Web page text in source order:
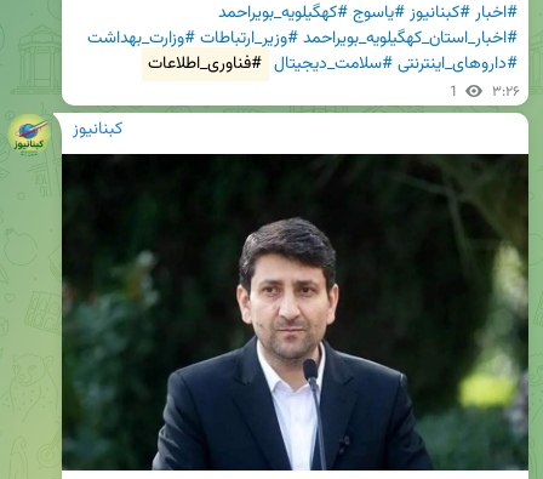
#اخبار#کبنانیوز#یاسوج#کهگیلویه_بویراحمد
#اخبار_استان_کهگیلویه_بویراحمد#وزیر_ارتباطات#وزارت_بهداشت
#داروهای_اینترنتی#سلامت_دیجیتال #فناوری_اطلاعات
1 ۳:۲۶
کبنانیوز